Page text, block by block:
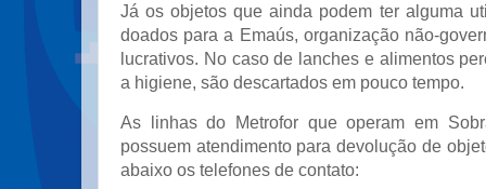
Já os objetos que ainda podem ter alguma
doados para a Emaús, organização não-
lucrativos. No caso de lanches e alimentos
a higiene, são descartados em pouco tempo.
As linhas do Metrofor que operam em
possuem atendimento para devolução de
abaixo os telefones de contato: